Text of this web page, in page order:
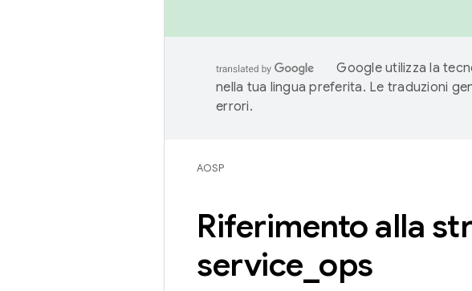
Google utilizza la
nella tua lingua preferita. Le traduzioni
errori.
AOSP
Riferimento alla
service ops